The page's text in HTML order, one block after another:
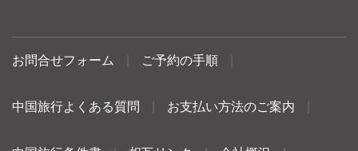
お問合せフォーム ご予約の手順
中国旅行よくある質問 お支払い方法のご案内